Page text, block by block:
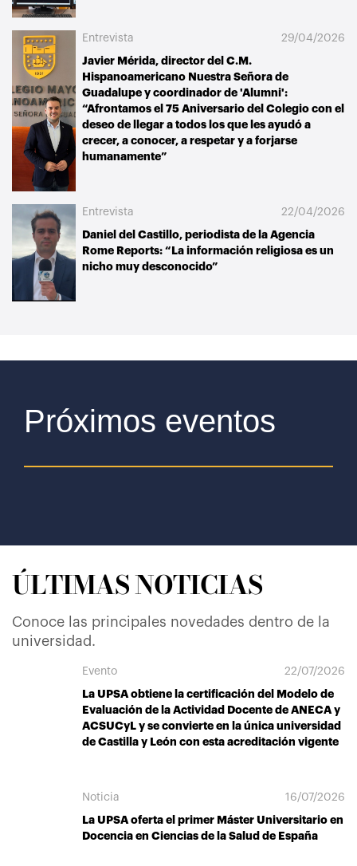
Entrevista
29/04/2026
Javier Mérida, director del C.M.
Hispanoamericano Nuestra Señora de
Guadalupe y coordinador de 'Alumni':
“Afrontamos el 75 Aniversario del Colegio con el
deseo de llegar a todos los que les ayudó a
crecer, a conocer, a respetar y a forjarse
humanamente”
Entrevista
22/04/2026
Daniel del Castillo, periodista de la Agencia
Rome Reports: “La información religiosa es un
nicho muy desconocido”
Próximos eventos
ÚLTIMAS NOTICIAS
Conoce las principales novedades dentro de la
universidad.
Evento
22/07/2026
La UPSA obtiene la certificación del Modelo de
Evaluación de la Actividad Docente de ANECA y
ACSUCyL y se convierte en la única universidad
de Castilla y León con esta acreditación vigente
Noticia
16/07/2026
La UPSA oferta el primer Máster Universitario en
Docencia en Ciencias de la Salud de España